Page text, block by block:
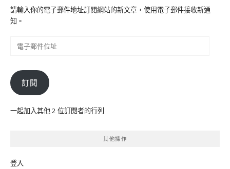
請輸入你的電子郵件地址訂閱網站的新文章，使用電子郵件接收新通
知。
件
位
訂閱
一起加入其他 2 位訂閱者的行列
其他操作
登入